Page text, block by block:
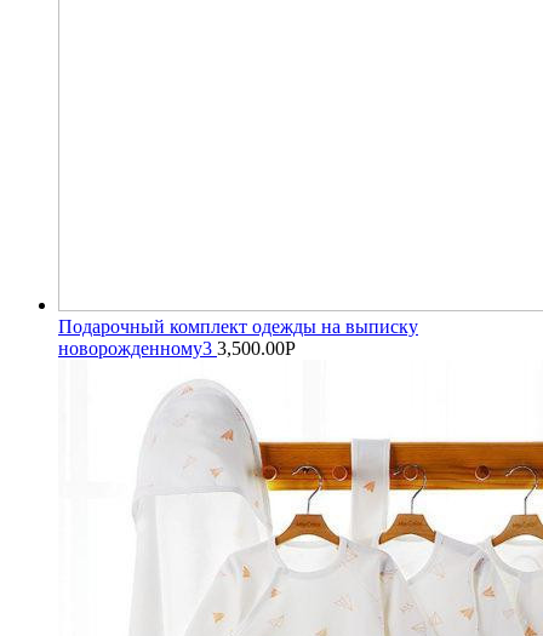
Подарочный комплект одежды на выписку
новорожденному3 3,500.00Р